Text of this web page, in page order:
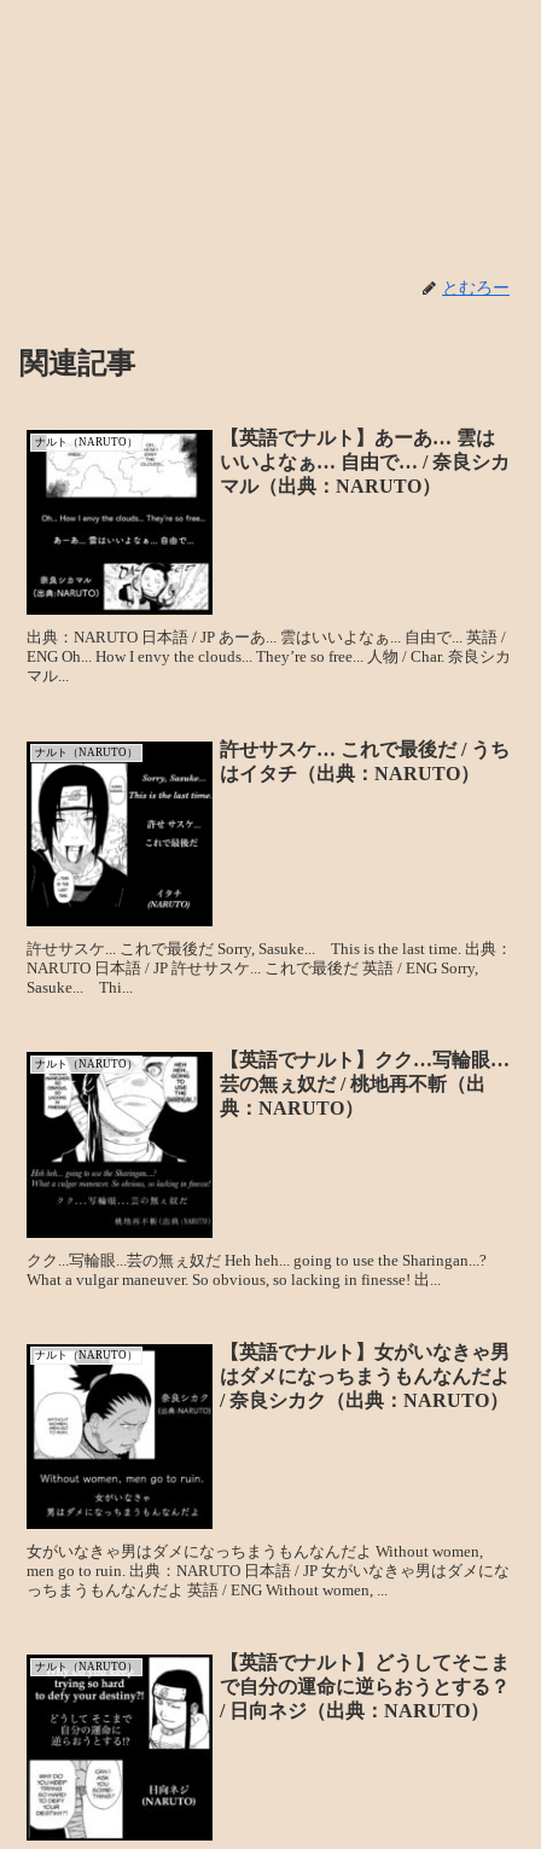
とむろー
関連記事
ナルト（NARUTO）
【英語でナルト】あーあ… 雲は
いいよなぁ… 自由で… / 奈良シカ
マル（出典：NARUTO）
出典：NARUTO 日本語 / JP あーあ... 雲はいいよなぁ... 自由で... 英語 /
ENG Oh... How I envy the clouds... They’re so free... 人物 / Char. 奈良シカ
マル...
ナルト（NARUTO）
許せサスケ… これで最後だ / うち
はイタチ（出典：NARUTO）
許せサスケ... これで最後だ Sorry, Sasuke... This is the last time. 出典：
NARUTO 日本語 / JP 許せサスケ... これで最後だ 英語 / ENG Sorry,
Sasuke... Thi...
ナルト（NARUTO）
【英語でナルト】クク…写輪眼…
芸の無ぇ奴だ / 桃地再不斬（出
典：NARUTO）
クク...写輪眼...芸の無ぇ奴だ Heh heh... going to use the Sharingan...?
What a vulgar maneuver. So obvious, so lacking in finesse! 出...
ナルト（NARUTO）
【英語でナルト】女がいなきゃ男
はダメになっちまうもんなんだよ
/ 奈良シカク（出典：NARUTO）
女がいなきゃ男はダメになっちまうもんなんだよ Without women,
men go to ruin. 出典：NARUTO 日本語 / JP 女がいなきゃ男はダメにな
っちまうもんなんだよ 英語 / ENG Without women, ...
ナルト（NARUTO）
【英語でナルト】どうしてそこま
で自分の運命に逆らおうとする？
/ 日向ネジ（出典：NARUTO）